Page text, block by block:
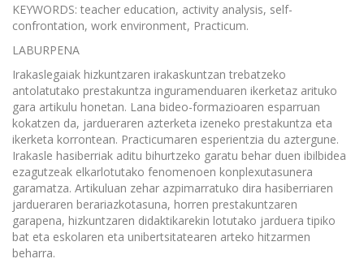
KEYWORDS: teacher education, activity analysis, self-
confrontation, work environment, Practicum.
LABURPENA
Irakaslegaiak hizkuntzaren irakaskuntzan trebatzeko
antolatutako prestakuntza inguramenduaren ikerketaz arituko
gara artikulu honetan. Lana bideo-formazioaren esparruan
kokatzen da, jardueraren azterketa izeneko prestakuntza eta
ikerketa korrontean. Practicumaren esperientzia du aztergune.
Irakasle hasiberriak aditu bihurtzeko garatu behar duen ibilbidea
ezagutzeak elkarlotutako fenomenoen konplexutasunera
garamatza. Artikuluan zehar azpimarratuko dira hasiberriaren
jardueraren berariazkotasuna, horren prestakuntzaren
garapena, hizkuntzaren didaktikarekin lotutako jarduera tipiko
bat eta eskolaren eta unibertsitatearen arteko hitzarmen
beharra.